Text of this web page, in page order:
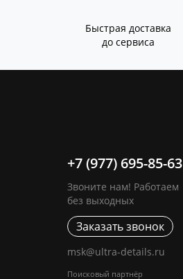
Быстрая доставка
до сервиса
+7 (977) 695-85-63
Звоните нам! Работаем
без выходных
Заказать звонок
msk@ultra-details.ru
Поисковый партнёр